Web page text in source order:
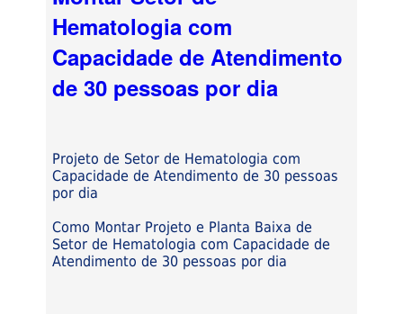
Hematologia com
Capacidade de Atendimento
de 30 pessoas por dia
Projeto de Setor de Hematologia com
Capacidade de Atendimento de 30 pessoas
por dia
Como Montar Projeto e Planta Baixa de
Setor de Hematologia com Capacidade de
Atendimento de 30 pessoas por dia